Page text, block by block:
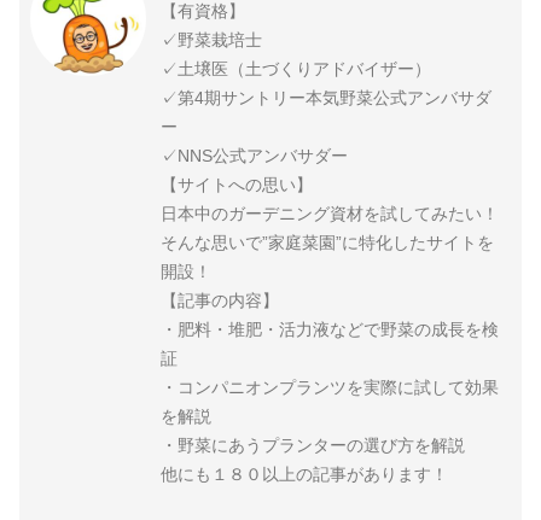
【有資格】
✓野菜栽培士
✓土壌医（土づくりアドバイザー）
✓第4期サントリー本気野菜公式アンバサダ
ー
✓NNS公式アンバサダー
【サイトへの思い】
日本中のガーデニング資材を試してみたい！
そんな思いで”家庭菜園”に特化したサイトを
開設！
【記事の内容】
・肥料・堆肥・活力液などで野菜の成長を検
証
・コンパニオンプランツを実際に試して効果
を解説
・野菜にあうプランターの選び方を解説
他にも１８０以上の記事があります！